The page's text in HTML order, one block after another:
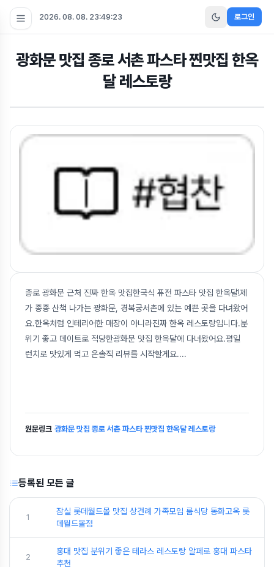
2026. 08. 08. 23:49:24 로그인
광화문 맛집 종로 서촌 파스타 찐맛집 한옥
달 레스토랑
종로 광화문 근처 진짜 한옥 맛집한국식 퓨전 파스타 맛집 한옥달!제
가 종종 산책 나가는 광화문, 경복궁서촌에 있는 예쁜 곳을 다녀왔어
요.한옥처럼 인테리어한 매장이 아니라진짜 한옥 레스토랑입니다.분
위기 좋고 데이트로 적당한광화문 맛집 한옥달에 다녀왔어요.평일
런치로 맛있게 먹고 온솔직 리뷰를 시작할게요....
원문링크 광화문 맛집 종로 서촌 파스타 찐맛집 한옥달 레스토랑
등록된 모든 글
1
잠실 롯데월드몰 맛집 상견례 가족모임 룸식당 동화고옥 롯
데월드몰점
2
홍대 맛집 분위기 좋은 테라스 레스토랑 알페로 홍대 파스타
추천